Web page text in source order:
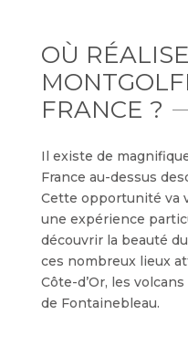
OÙ
FRANCE ?
Il existe de
France au-dessus
Cette opportunité va
une expérience
découvrir la beauté
ces nombreux lieux
Côte-d’Or, les
de Fontainebleau.